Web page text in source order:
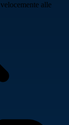
alle